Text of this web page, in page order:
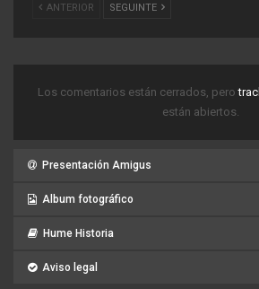
ANTERIOR SEGUINTE
Los comentarios están cerrados, pero
están abiertos.
Presentación Amigus
Album fotográfico
Hume Historia
Aviso legal